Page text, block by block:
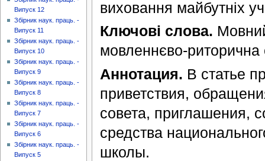
виховання майбутніх
Ключові слова.
мовленнєво-риторична
Аннотация. В статье
приветствия,
совета, приглашения,
средства
школы.
Випуск 12
Збірник наук. праць. -
Випуск 11
Збірник наук. праць. -
Випуск 10
Збірник наук. праць. -
Випуск 9
Збірник наук. праць. -
Випуск 8
Збірник наук. праць. -
Випуск 7
Збірник наук. праць. -
Випуск 6
Збірник наук. праць. -
Випуск 5